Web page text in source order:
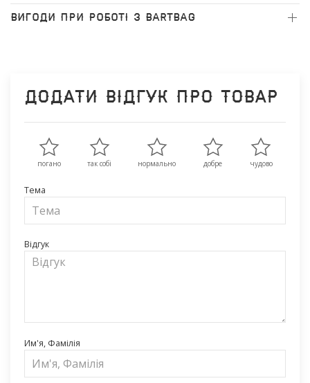
ВИГОДИ ПРИ РОБОТІ З BARTBAG
Додати відгук про товар
погано так собі нормально добре чудово
Тема
Відгук
Им'я, Фамілія